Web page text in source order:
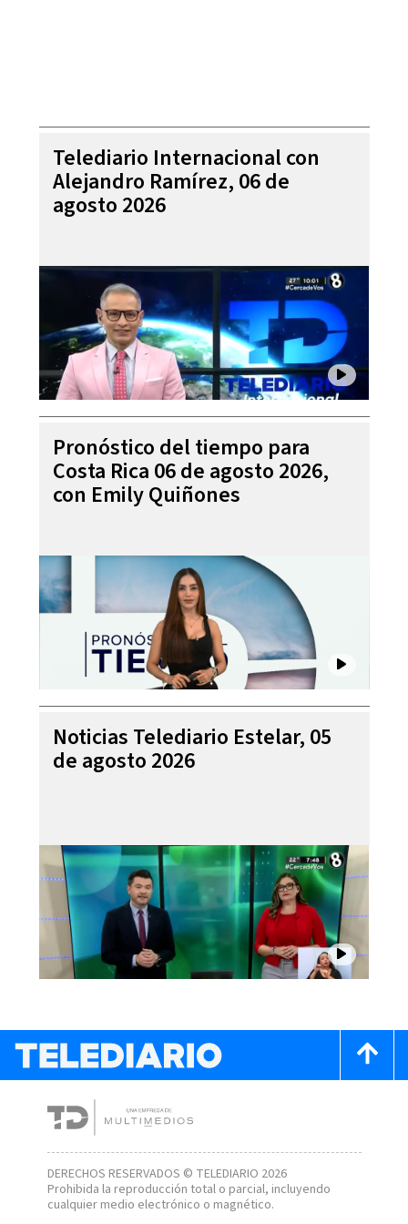
Telediario Internacional con
Alejandro Ramírez, 06 de
agosto 2026
Pronóstico del tiempo para
Costa Rica 06 de agosto 2026,
con Emily Quiñones
Noticias Telediario Estelar, 05
de agosto 2026
DERECHOS RESERVADOS © TELEDIARIO 2026
Prohibida la reproducción total o parcial, incluyendo
cualquier medio electrónico o magnético.